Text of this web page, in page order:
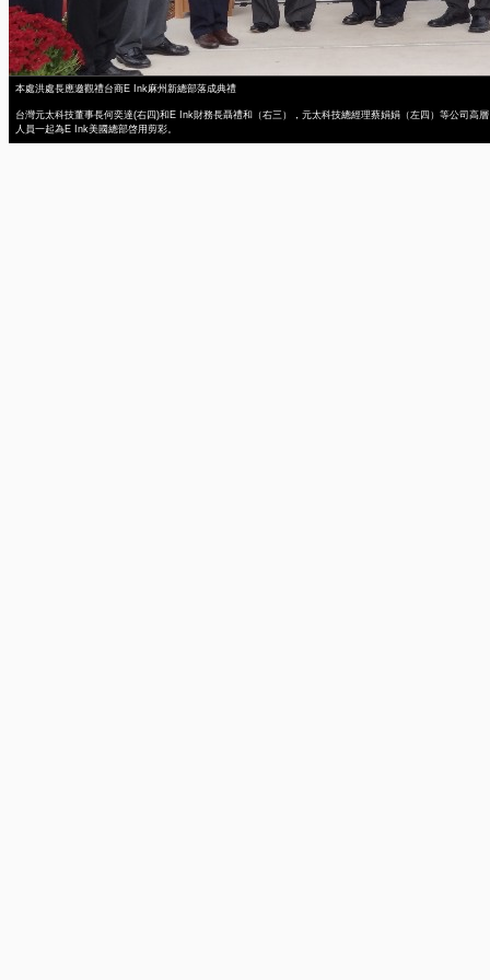
本處洪處長應邀觀禮台商E Ink麻州新總部落成典禮
台灣元太科技董事長何奕達(右四)和E Ink財務長聶禮和（右三），元太科技總經理蔡娟娟（左四）等公司高層
人員一起為E Ink美國總部啓用剪彩。